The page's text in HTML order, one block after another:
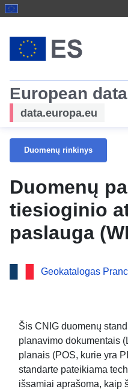
European data
data.europa.eu
Duomenų rinkinys
Duomenų
tiesioginio
paslauga
LIETUS
Geokatalogas
Šis CNIG duomenų
planavimo dokumentais
planais (POS, kurie yra
standarte pateikiama
išsamiai aprašoma, kaip